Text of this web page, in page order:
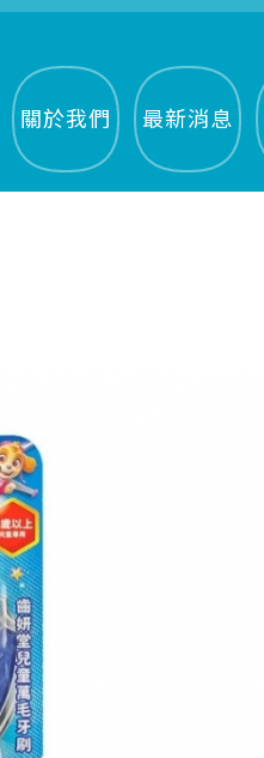
關於我們 最新消息